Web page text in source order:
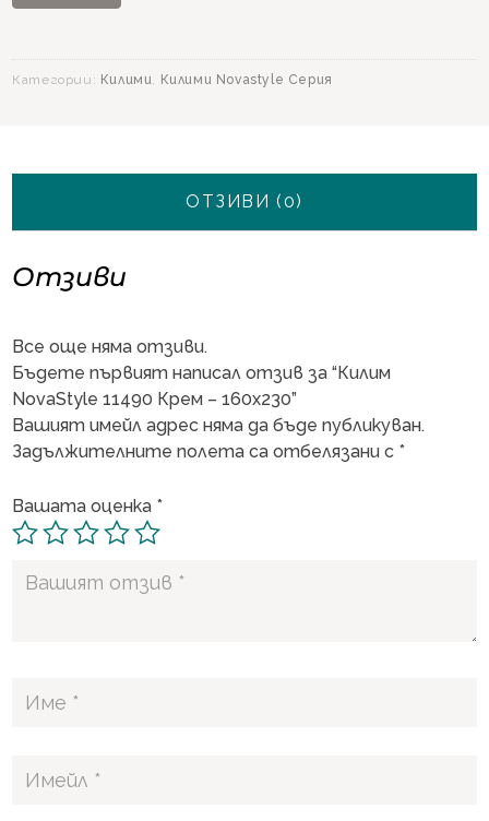
-
Категории: Килими, Килими Novastyle Серия
ОТЗИВИ (0)
Отзиви
Все още няма отзиви.
Бъдете първият написал отзив за “Килим
NovaStyle 11490 Крем – 160х230”
Вашият имейл адрес няма да бъде публикуван.
Задължителните полета са отбелязани с *
Вашата оценка *